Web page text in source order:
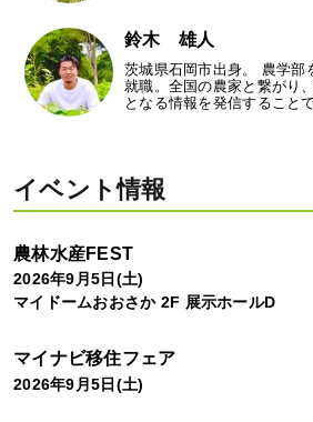
鈴木 雄人
茨城県石岡市出身。 農学部
就職。全国の農家と繋がり
となる情報を発信すること
イベント情報
農林水産FEST
2026年9月5日(土)
マイドームおおさか 2F 展示ホールD
マイナビ移住フェア
2026年9月5日(土)